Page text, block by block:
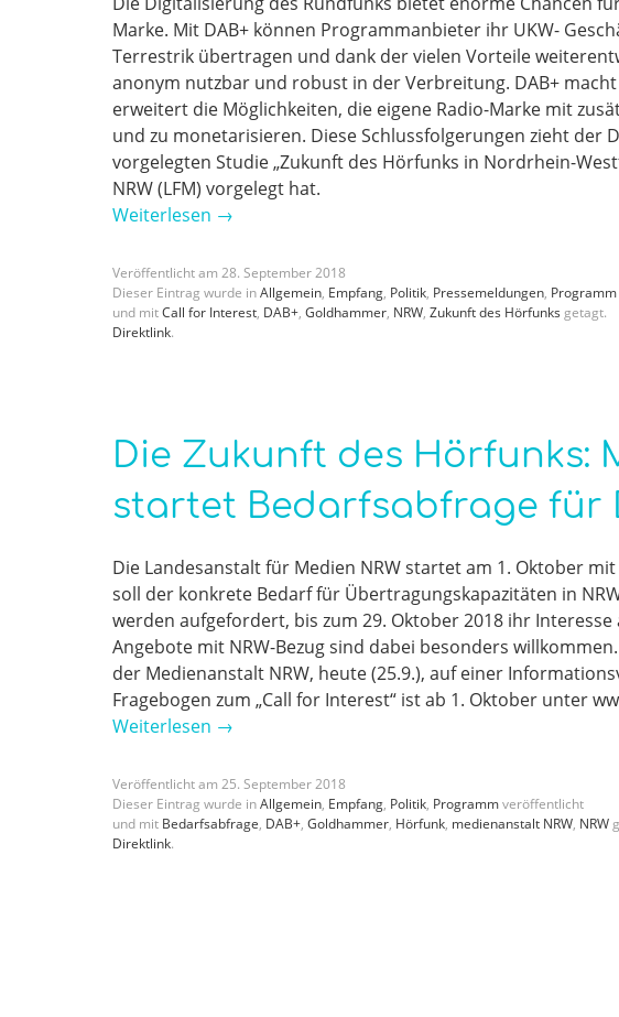
Marke. Mit DAB+ können Programmanbieter ihr UKW-
Terrestrik übertragen und dank der vielen Vorteile
anonym nutzbar und robust in der Verbreitung. DAB+
erweitert die Möglichkeiten, die eigene Radio-Marke mit
und zu monetarisieren. Diese Schlussfolgerungen zieht der
vorgelegten Studie „Zukunft des Hörfunks in Nordrhein-
NRW (LFM) vorgelegt hat.
Weiterlesen →
Veröffentlicht am 28. September2018
Dieser Eintrag wurde inAllgemein, Empfang, Politik, Pressemeldungen, Programm
und mitCall for Interest, DAB+, Goldhammer, NRW, Zukunft des Hörfunks getagt.
Direktlink.
Die Zukunft des Hörfunks:
startet Bedarfsabfrage für
Die Landesanstalt für Medien NRW startet am 1. Oktober
soll der konkrete Bedarf für Übertragungskapazitäten in
werden aufgefordert, bis zum 29. Oktober 2018 ihr
Angebote mit NRW-Bezug sind dabei besonders
der Medienanstalt NRW, heute (25.9.), auf einer
Fragebogen zum „Call for Interest“ ist ab 1. Oktober unter
Weiterlesen →
Veröffentlicht am 25. September2018
Dieser Eintrag wurde inAllgemein, Empfang, Politik, Programmveröffentlicht
und mit Bedarfsabfrage, DAB+, Goldhammer, Hörfunk, medienanstalt NRW, NRW
Direktlink.